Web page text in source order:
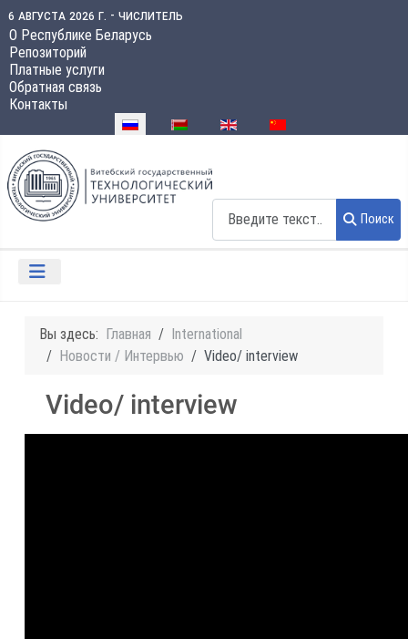
6 августа 2026 г. - числитель
О Республике Беларусь
Репозиторий
Платные услуги
Обратная связь
Контакты
Выберите язык
Поиск
Вы здесь: Главная
International
Новости / Интервью
Video/ interview
Video/ interview